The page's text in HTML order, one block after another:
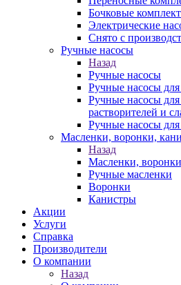
Бочковые
Электрические
Снято с
Ручные насосы
Назад
Ручные насосы
Ручные насосы
Ручные насосы
растворителей и
Ручные насосы для
Масленки, воронки,
Назад
Масленки,
Ручные масленки
Воронки
Канистры
Акции
Услуги
Справка
Производители
О компании
Назад